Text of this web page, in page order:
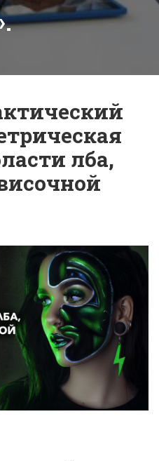
лба,